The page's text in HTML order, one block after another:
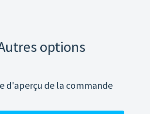
options
d'aperçu de la commande